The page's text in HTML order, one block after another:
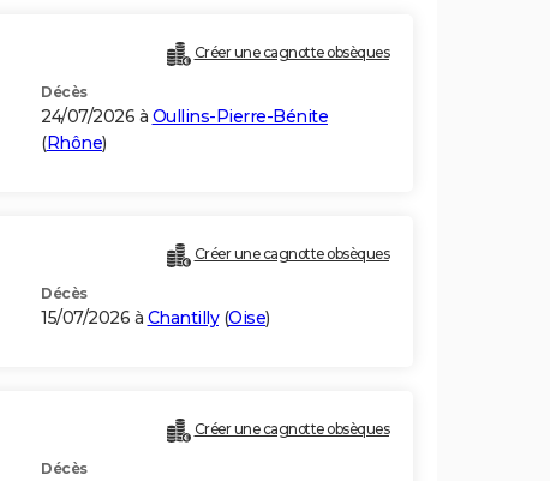
Créer une cagnotte obsèques
Décès
24/07/2026 à Oullins-Pierre-Bénite
(Rhône)
Créer une cagnotte obsèques
Décès
15/07/2026 à Chantilly(Oise)
Créer une cagnotte obsèques
Décès